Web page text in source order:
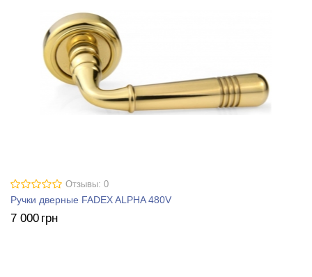
Отзывы: 0
Ручки дверные FADEX ALPHA 480V
7 000 грн